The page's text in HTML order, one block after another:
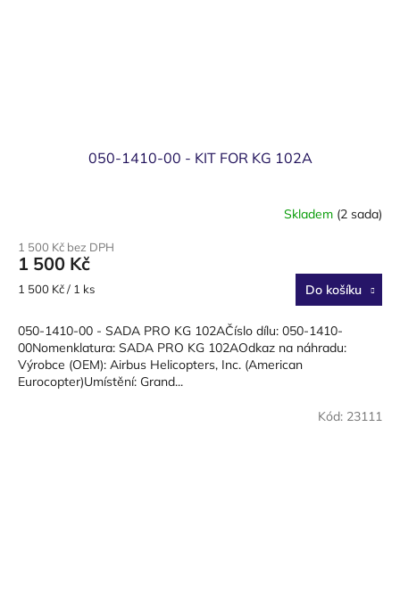
050-1410-00 - KIT FOR KG 102A
Skladem (2 sada)
1 500 Kč bez DPH
1 500 Kč
Měrná
1 500 Kč / 1 ks Do košíku
050-1410-00 - SADA PRO KG 102AČíslo dílu: 050-1410-
00Nomenklatura: SADA PRO KG 102AOdkaz na náhradu:
Výrobce (OEM): Airbus Helicopters, Inc. (American
Eurocopter)Umístění: Grand...
Kód: 23111